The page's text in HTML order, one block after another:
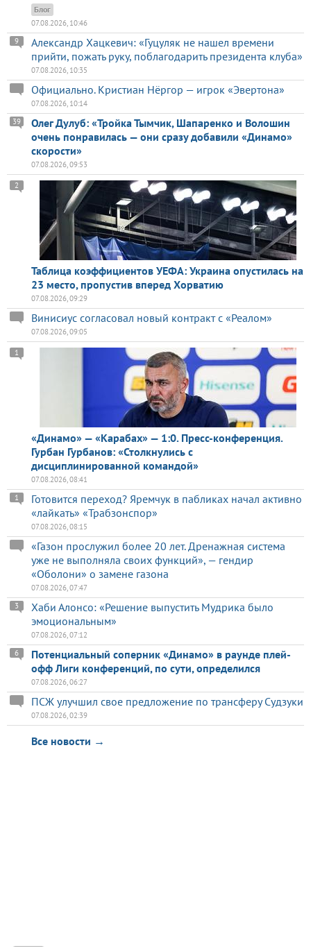
Блог
07.08.2026, 10:46
Александр Хацкевич: «Гуцуляк не нашел времени
прийти, пожать руку, поблагодарить президента клуба»
9
07.08.2026, 10:35
Официально. Кристиан Нёргор — игрок «Эвертона»
07.08.2026, 10:14
Олег Дулуб: «Тройка Тымчик, Шапаренко и Волошин
очень понравилась — они сразу добавили «Динамо»
скорости»
39
07.08.2026, 09:53
Таблица коэффициентов УЕФА: Украина опустилась на
23 место, пропустив вперед Хорватию
2
07.08.2026, 09:29
Винисиус согласовал новый контракт с «Реалом»
07.08.2026, 09:05
«Динамо» — «Карабах» — 1:0. Пресс-конференция.
Гурбан Гурбанов: «Столкнулись с
дисциплинированной командой»
1
07.08.2026, 08:41
Готовится переход? Яремчук в пабликах начал активно
«лайкать» «Трабзонспор»
1
07.08.2026, 08:15
«Газон прослужил более 20 лет. Дренажная система
уже не выполняла своих функций», — гендир
«Оболони» о замене газона
07.08.2026, 07:47
Хаби Алонсо: «Решение выпустить Мудрика было
эмоциональным»
3
07.08.2026, 07:12
Потенциальный соперник «Динамо» в раунде плей-
офф Лиги конференций, по сути, определился
6
07.08.2026, 06:27
ПСЖ улучшил свое предложение по трансферу Судзуки
07.08.2026, 02:39
Все новости →